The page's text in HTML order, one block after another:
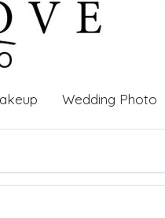
Wedding Photo